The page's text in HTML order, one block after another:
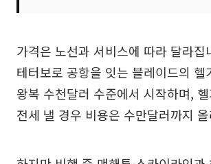
가격은 노선과 서비스에 따라 달라집
테터보로 공항을 잇는 블레이드의 헬
왕복 수천달러 수준에서 시작하며,
전세 낼 경우 비용은 수만달러까지